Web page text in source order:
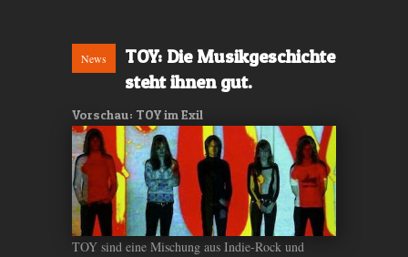
News
TOY: Die Musikgeschichte
steht ihnen gut.
Vorschau: TOY im Exil
TOY sind eine Mischung aus Indie-Rock und